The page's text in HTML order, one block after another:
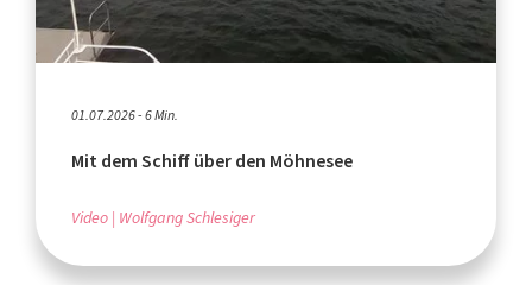
01.07.2026 - 6 Min.
Mit dem Schiff über den Möhnesee
Video Wolfgang Schlesiger